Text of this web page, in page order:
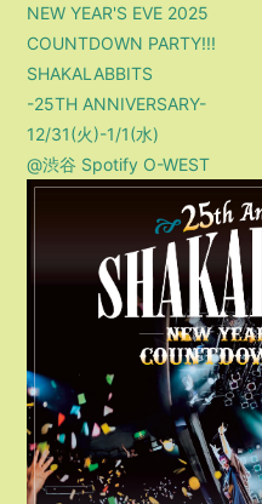
NEW YEAR'S EVE 2025
COUNTDOWN PARTY!!!
SHAKALABBITS
-25TH ANNIVERSARY-
12/31(火)-1/1(水)
@渋谷 Spotify O-WEST